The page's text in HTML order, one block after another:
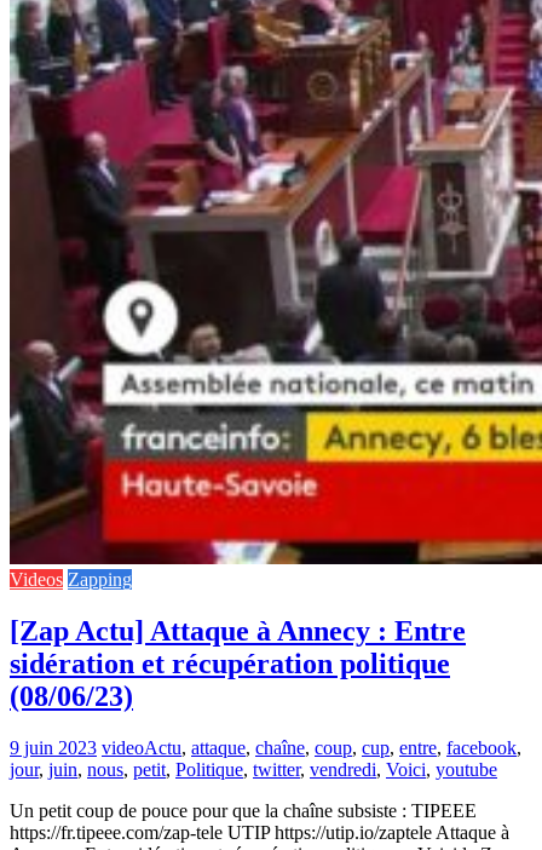
Videos Zapping
[Zap Actu] Attaque à Annecy : Entre
sidération et récupération politique
(08/06/23)
9 juin 2023 videoActu, attaque, chaîne, coup, cup, entre, facebook,
jour, juin, nous, petit, Politique, twitter, vendredi, Voici, youtube
Un petit coup de pouce pour que la chaîne subsiste : TIPEEE
https://fr.tipeee.com/zap-tele UTIP https://utip.io/zaptele Attaque à